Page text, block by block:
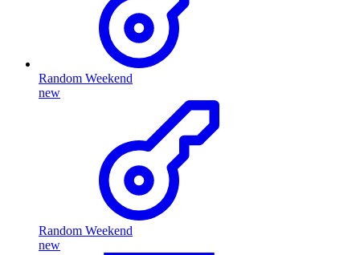
Random Weekend
new
Random Weekend
new